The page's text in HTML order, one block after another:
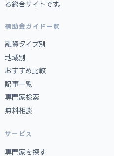
る総合サイトです。
補助金ガイド一覧
融資タイプ別
地域別
おすすめ比較
記事一覧
専門家検索
無料相談
サービス
専門家を探す